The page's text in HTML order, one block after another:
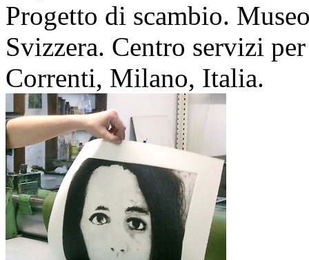
Progetto di scambio.
Svizzera. Centro servizi
Correnti, Milano, Italia.